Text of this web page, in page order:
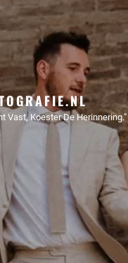
Vast, Koester De Herinnering."